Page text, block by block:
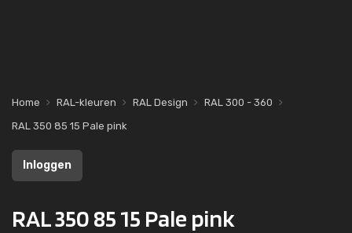
Home RAL-kleuren RAL Design
RAL 300 - 360
RAL 350 85 15 Pale pink
Inloggen
RAL 350 85 15 Pale pink